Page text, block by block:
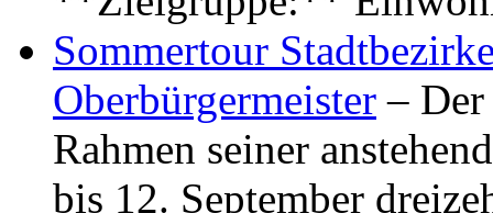
Sommertour
Oberbürgermeister –
Rahmen seiner
bis 12. September